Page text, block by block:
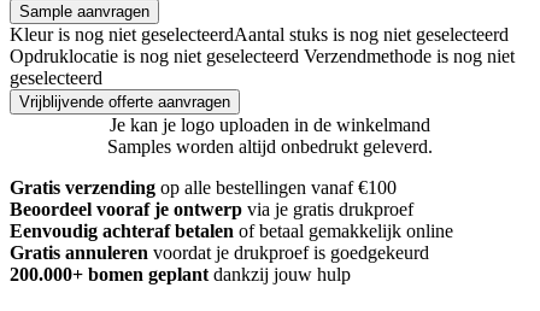
Sample aanvragen
Kleur is nog niet geselecteerdAantal stuks is nog niet geselecteerd
Opdruklocatie is nog niet geselecteerd Verzendmethode is nog niet
geselecteerd
Vrijblijvende offerte aanvragen
Je kan je logo uploaden in de winkelmand
Samples worden altijd onbedrukt geleverd.
Gratis verzending op alle bestellingen vanaf €100
Beoordeel vooraf je ontwerp via je gratis drukproef
Eenvoudig achteraf betalen of betaal gemakkelijk online
Gratis annuleren voordat je drukproef is goedgekeurd
200.000+ bomen geplant dankzij jouw hulp